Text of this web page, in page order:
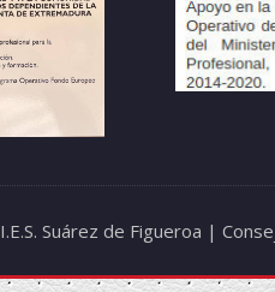
I.E.S. Suárez de Figueroa |